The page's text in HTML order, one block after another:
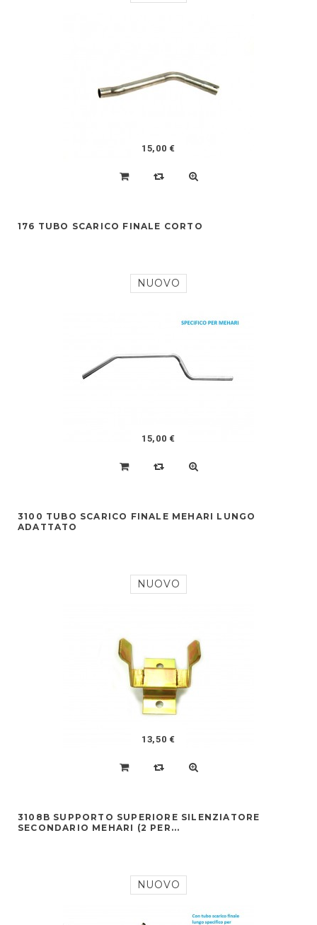
15,00 €
176 TUBO SCARICO FINALE CORTO
NUOVO
15,00 €
3100 TUBO SCARICO FINALE MEHARI LUNGO
ADATTATO
NUOVO
13,50 €
3108B SUPPORTO SUPERIORE SILENZIATORE
SECONDARIO MEHARI (2 PER...
NUOVO